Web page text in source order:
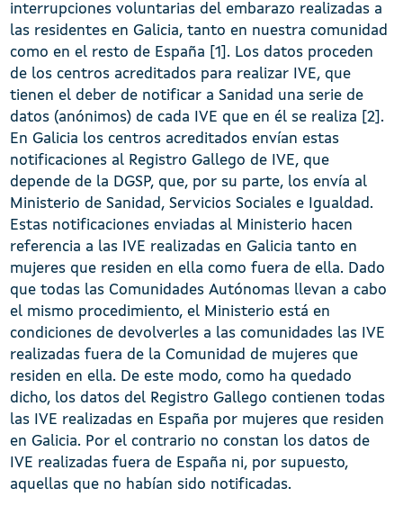
interrupciones voluntarias del embarazo realizadas a
las residentes en Galicia, tanto en nuestra comunidad
como en el resto de España [1]. Los datos proceden
de los centros acreditados para realizar IVE, que
tienen el deber de notificar a Sanidad una serie de
datos (anónimos) de cada IVE que en él se realiza [2].
En Galicia los centros acreditados envían estas
notificaciones al Registro Gallego de IVE, que
depende de la DGSP, que, por su parte, los envía al
Ministerio de Sanidad, Servicios Sociales e Igualdad.
Estas notificaciones enviadas al Ministerio hacen
referencia a las IVE realizadas en Galicia tanto en
mujeres que residen en ella como fuera de ella. Dado
que todas las Comunidades Autónomas llevan a cabo
el mismo procedimiento, el Ministerio está en
condiciones de devolverles a las comunidades las IVE
realizadas fuera de la Comunidad de mujeres que
residen en ella. De este modo, como ha quedado
dicho, los datos del Registro Gallego contienen todas
las IVE realizadas en España por mujeres que residen
en Galicia. Por el contrario no constan los datos de
IVE realizadas fuera de España ni, por supuesto,
aquellas que no habían sido notificadas.